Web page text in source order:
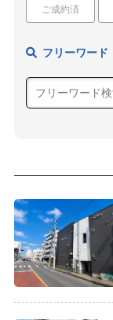
ご成約済
フリーワード